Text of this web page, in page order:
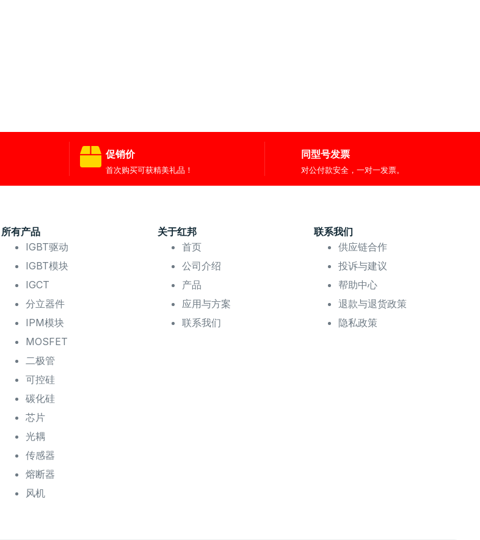
促销价
首次购买可获精美礼品！
同型号发票
对公付款安全，一对一发票。
所有产品
IGBT驱动
IGBT模块
IGCT
分立器件
IPM模块
MOSFET
二极管
可控硅
碳化硅
芯片
光耦
传感器
熔断器
风机
关于红邦
首页
公司介绍
产品
应用与方案
联系我们
联系我们
供应链合作
投诉与建议
帮助中心
退款与退货政策
隐私政策